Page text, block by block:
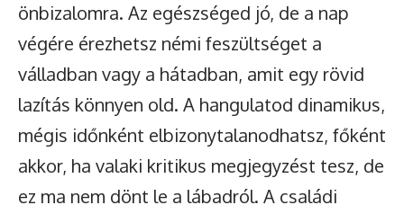
önbizalomra. Az egészséged jó, de a nap
végére érezhetsz némi feszültséget a
válladban vagy a hátadban, amit egy rövid
lazítás könnyen old. A hangulatod dinamikus,
mégis időnként elbizonytalanodhatsz, főként
akkor, ha valaki kritikus megjegyzést tesz, de
ez ma nem dönt le a lábadról. A családi